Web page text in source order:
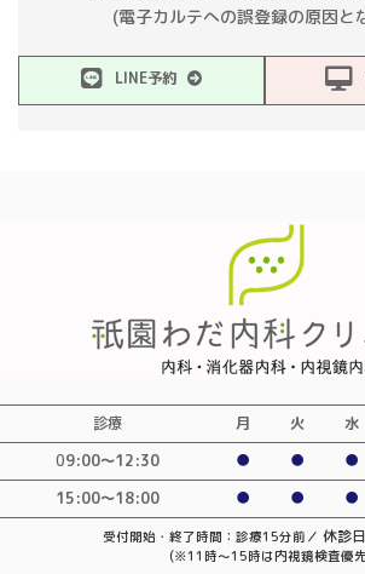
(電子カルテへの誤登録の原因と
LINE予約
診療 月 火 水
09:00〜12:30 ● ● ●
15:00～18:00
● ● ●
受付開始・終了時間：診療15分前／ 休診日
(※11時～15時は内視鏡検査優